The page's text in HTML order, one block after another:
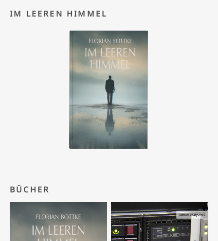
IM LEEREN HIMMEL
BÜCHER